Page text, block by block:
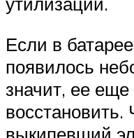
Если в
появилось
значит, ее
выкипевший